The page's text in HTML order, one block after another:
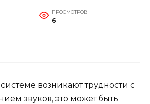
ПРОСМОТРОВ
6
возникают трудности с
звуков, это может быть